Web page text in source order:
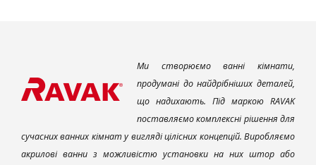
Ми створюємо ванні кімнати,
продумані до найдрібніших деталей,
що надихають. Під маркою RAVAK
поставляємо комплексні рішення для
сучасних ванних кімнат у вигляді цілісних концепцій. Виробляємо
акрилові ванни з можливістю установки на них штор або